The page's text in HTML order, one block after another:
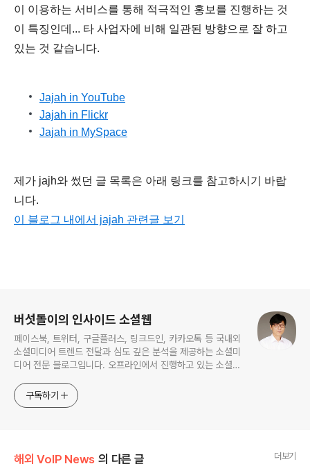
이 이용하는 서비스를 통해 적극적인 홍보를 진행하는 것
이 특징인데... 타 사업자에 비해 일관된 방향으로 잘 하고
있는 것 같습니다.
Jajah in YouTube
Jajah in Flickr
Jajah in MySpace
제가 jajh와 썼던 글 목록은 아래 링크를 참고하시기 바랍
니다.
이 블로그 내에서 jajah 관련글 보기
버섯돌이의 인사이드 소셜웹
페이스북, 트위터, 구글플러스, 링크드인, 카카오톡 등 국내외
소셜미디어 트렌드 전달과 심도 깊은 분석을 제공하는 소셜미
디어 전문 블로그입니다. 오프라인에서 진행하고 있는 소셜미
구독하기
해외 VoIP News 의 다른 글 더보기